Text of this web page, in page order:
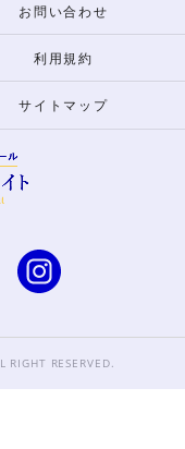
お問い合わせ
利用規約
サイトマップ
RESERVED.